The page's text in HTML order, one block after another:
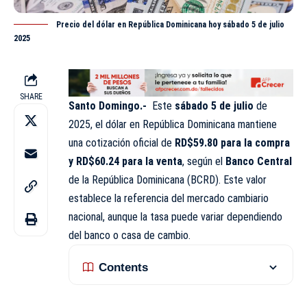
Precio del dólar en República Dominicana hoy sábado 5 de julio
2025
SHARE
Santo Domingo.- Este sábado 5 de julio de
2025, el dólar en República Dominicana mantiene
una cotización oficial de RD$59.80 para la compra
y RD$60.24 para la venta, según el Banco Central
de la República Dominicana (BCRD). Este valor
establece la referencia del mercado cambiario
nacional, aunque la tasa puede variar dependiendo
del banco o casa de cambio.
Contents